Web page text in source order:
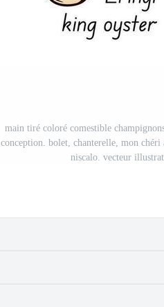
main tiré coloré comestible
conception. bolet, chanterelle, mon
niscalo. vecteur